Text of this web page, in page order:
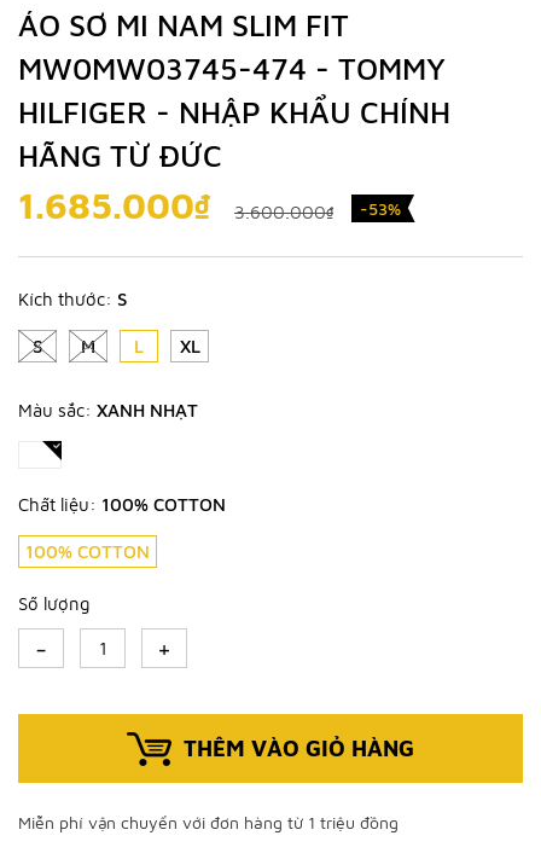
ÁO SƠ MI NAM SLIM FIT
MW0MW03745-474 - TOMMY
HILFIGER - NHẬP KHẨU CHÍNH
HÃNG TỪ ĐỨC
1.685.000₫ 3.600.000₫ -53%
Kích thước: S
S M L XL
Màu sắc: XANH NHẠT
Chất liệu: 100% COTTON
100% COTTON
Số lượng
- +
THÊM VÀO GIỎ HÀNG
Miễn phí vận chuyển với đơn hàng từ 1 triệu đồng